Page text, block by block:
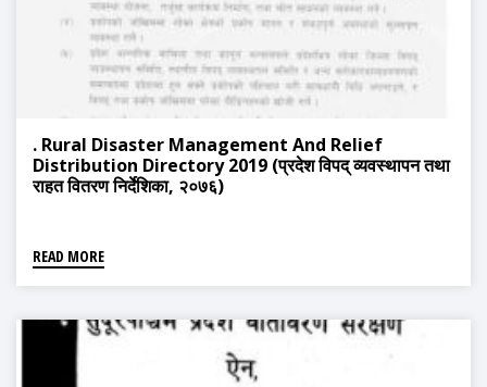
. Rural Disaster Management And Relief
Distribution Directory 2019 (प्रदेश विपद् व्यवस्थापन तथा
राहत वितरण निर्देशिका, २०७६)
READ MORE